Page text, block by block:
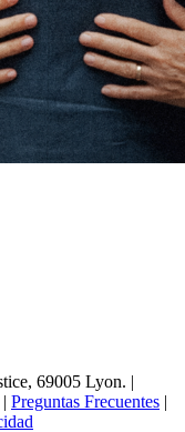
69005 Lyon. |
| Preguntas Frecuentes |